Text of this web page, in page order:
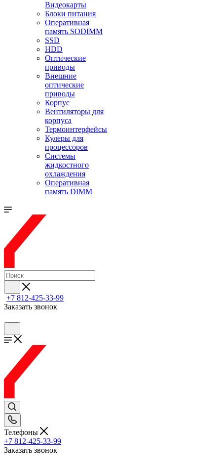
Видеокарты
Блоки питания
Оперативная
память SODIMM
SSD
HDD
Оптические
приводы
Внешние
оптические
приводы
Корпус
Вентиляторы для
корпуса
Термоинтерфейсы
Кулеры для
процессоров
Системы
жидкостного
охлаждения
Оперативная
память DIMM
+7 812-425-33-99
Заказать звонок
Телефоны
+7 812-425-33-99
Заказать звонок